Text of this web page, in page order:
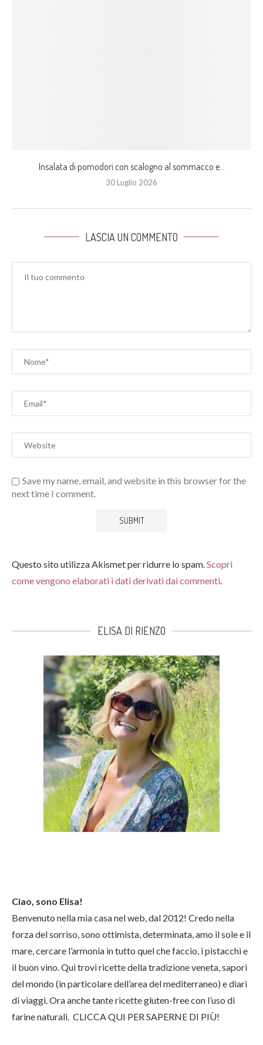
Insalata di pomodori con scalogno al sommacco e...
30 Luglio 2026
LASCIA UN COMMENTO
Save my name, email, and website in this browser for the
next time I comment.
Questo sito utilizza Akismet per ridurre lo spam. Scopri
come vengono elaborati i dati derivati dai commenti
ELISA DI RIENZO
Ciao, sono Elisa!
Benvenuto nella mia casa nel web, dal 2012! Credo nella
forza del sorriso, sono ottimista, determinata, amo il sole e il
mare, cercare l’armonia in tutto quel che faccio, i pistacchi e
il buon vino. Qui trovi ricette della tradizione veneta, sapori
del mondo (in particolare dell’area del mediterraneo) e diari
di viaggi. Ora anche tante ricette gluten-free con l’uso di
farine naturali. CLICCA QUI PER SAPERNE DI PIÙ!